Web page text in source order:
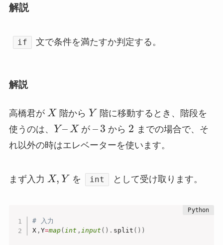
解説
if 文で条件を満たすか判定する。
解説
高橋君が X 階から Y 階に移動するとき、階段を
使うのは、
Y–X が –3 から 2 までの場合で、そ
れ以外の時はエレベーターを使います。
まず入力 X, Y を int として受け取ります。
# 入力
X , Y=map(int , input ( ) . split ( ) )